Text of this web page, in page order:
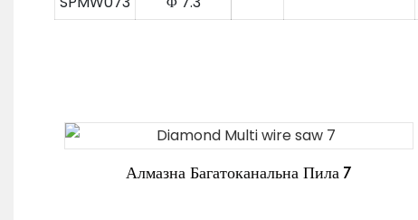
Алмазна Багатоканальна Пила 7